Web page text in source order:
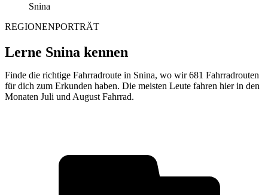
Snina
REGIONENPORTRÄT
Lerne Snina kennen
Finde die richtige Fahrradroute in Snina, wo wir 681 Fahrradrouten
für dich zum Erkunden haben. Die meisten Leute fahren hier in den
Monaten Juli und August Fahrrad.